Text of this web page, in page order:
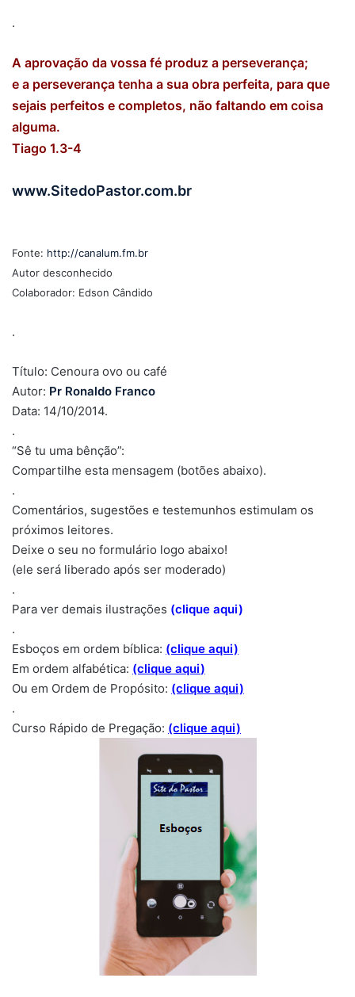
.
A aprovação da vossa fé produz a perseverança;
e a perseverança tenha a sua obra perfeita, para que
sejais perfeitos e completos, não faltando em coisa
alguma.
Tiago 1.3-4
www.SitedoPastor.com.br
Fonte: http://canalum.fm.br
Autor desconhecido
Colaborador: Edson Cândido
.
Título: Cenoura ovo ou café
Autor: Pr Ronaldo Franco
Data: 14/10/2014.
.
“Sê tu uma bênção”:
Compartilhe esta mensagem (botões abaixo).
.
Comentários, sugestões e testemunhos estimulam os
próximos leitores.
Deixe o seu no formulário logo abaixo!
(ele será liberado após ser moderado)
.
Para ver demais ilustrações (clique aqui)
.
Esboços em ordem bíblica: (clique aqui)
Em ordem alfabética: (clique aqui)
Ou em Ordem de Propósito: (clique aqui)
.
Curso Rápido de Pregação: (clique aqui)